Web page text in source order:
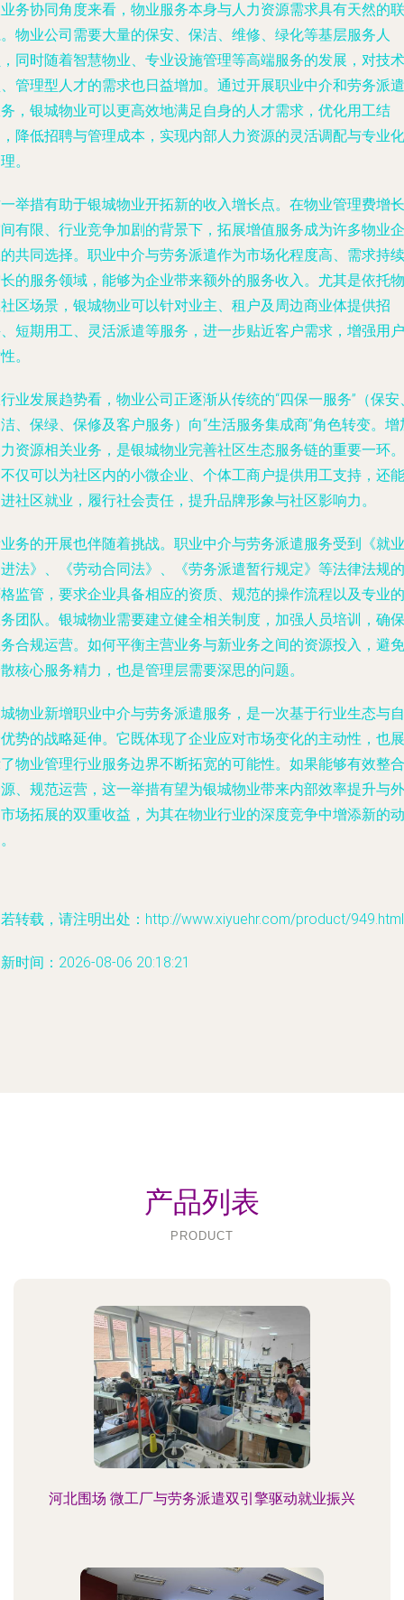
务协同角度来看，物业服务本身与人力资源需求具有天然的联
物业公司需要大量的保安、保洁、维修、绿化等基层服务人
同时随着智慧物业、专业设施管理等高端服务的发展，对技术
管理型人才的需求也日益增加。通过开展职业中介和劳务派遣
，银城物业可以更高效地满足自身的人才需求，优化用工结
降低招聘与管理成本，实现内部人力资源的灵活调配与专业化
。
举措有助于银城物业开拓新的收入增长点。在物业管理费增长
有限、行业竞争加剧的背景下，拓展增值服务成为许多物业企
共同选择。职业中介与劳务派遣作为市场化程度高、需求持续
的服务领域，能够为企业带来额外的服务收入。尤其是依托物
区场景，银城物业可以针对业主、租户及周边商业体提供招
短期用工、灵活派遣等服务，进一步贴近客户需求，增强用户
。
业发展趋势看，物业公司正逐渐从传统的“四保一服务”（保安
、保绿、保修及客户服务）向“生活服务集成商”角色转变。增
资源相关业务，是银城物业完善社区生态服务链的重要一环。
仅可以为社区内的小微企业、个体工商户提供用工支持，还能
社区就业，履行社会责任，提升品牌形象与社区影响力。
务的开展也伴随着挑战。职业中介与劳务派遣服务受到《就业
法》、《劳动合同法》、《劳务派遣暂行规定》等法律法规的
监管，要求企业具备相应的资质、规范的操作流程以及专业的
团队。银城物业需要建立健全相关制度，加强人员培训，确保
合规运营。如何平衡主营业务与新业务之间的资源投入，避免
核心服务精力，也是管理层需要深思的问题。
物业新增职业中介与劳务派遣服务，是一次基于行业生态与自
势的战略延伸。它既体现了企业应对市场变化的主动性，也展
物业管理行业服务边界不断拓宽的可能性。如果能够有效整合
、规范运营，这一举措有望为银城物业带来内部效率提升与外
场拓展的双重收益，为其在物业行业的深度竞争中增添新的动
转载，请注明出处：http://www.xiyuehr.com/product/949.html
时间：2026-08-06 20:18:21
产品列表
PRODUCT
河北围场 微工厂与劳务派遣双引擎驱动就业振兴